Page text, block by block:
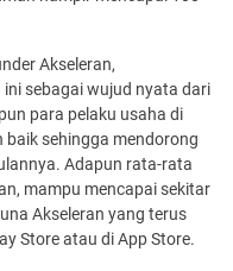
Akseleran,
sebagai wujud nyata dari
para pelaku usaha di
baik sehingga mendorong
Adapun rata-rata
mampu mencapai sekitar
Akseleran yang terus
Store atau di App Store.